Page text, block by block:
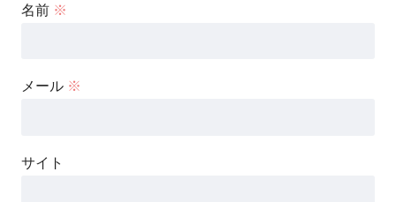
名前 ※
メール ※
サイト